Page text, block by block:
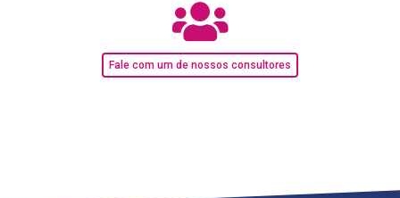
Fale com um de nossos consultores